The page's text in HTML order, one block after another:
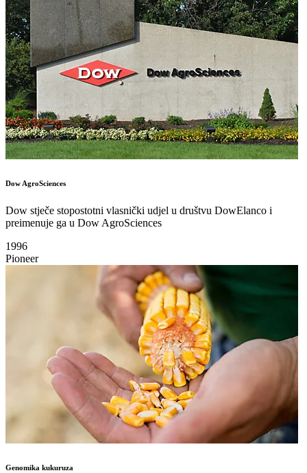
Dow AgroSciences
Dow stječe stopostotni vlasnički udjel u društvu DowElanco i
preimenuje ga u Dow AgroSciences
1996
Pioneer
Genomika kukuruza